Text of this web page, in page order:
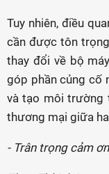
Tuy nhiên, điều
cần được tôn
thay đổi về bộ
góp phần củng cố
và tạo môi trường
thương mại giữa
- Trân trọng cảm